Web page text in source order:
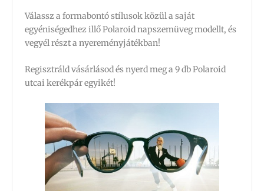
Válassz a formabontó stílusok közül a saját
egyéniségedhez illő Polaroid napszemüveg modellt, és
vegyél részt a nyereményjátékban!
Regisztráld vásárlásod és nyerd meg a 9 db Polaroid
utcai kerékpár egyikét!